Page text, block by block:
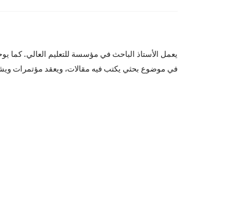
يعمل الأستاذ الباحث في مؤسسة للتعليم العالي.
في موضوع بحثي يكتب فيه مقالات، ويعقد مؤتمرات